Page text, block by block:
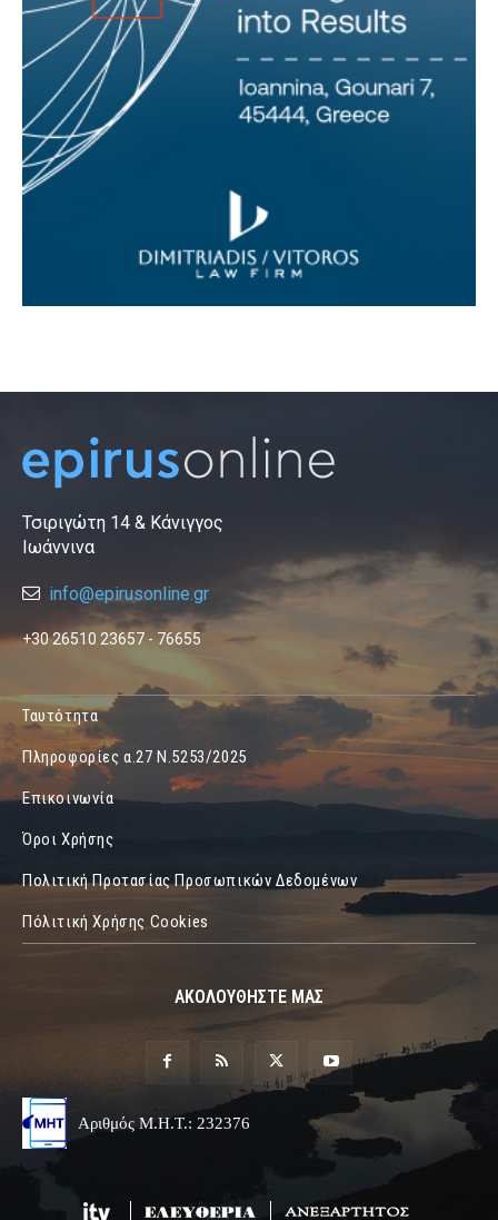
Τσιριγώτη 14 & Κάνιγγος
Ιωάννινα
info@epirusonline.gr
+30 26510 23657 - 76655
Ταυτότητα
Πληροφορίες α.27 Ν.5253/2025
Επικοινωνία
Όροι Χρήσης
Πολιτική Προτασίας Προσωπικών Δεδομένων
Πόλιτική Χρήσης Cookies
ΑΚΟΛΟΥΘΗΣΤΕ ΜΑΣ
Αριθμός Μ.Η.Τ.: 232376